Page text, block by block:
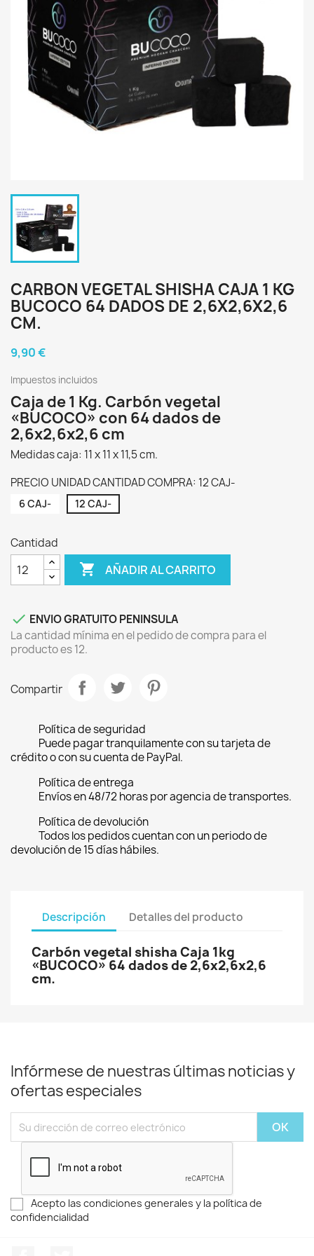
CARBON VEGETAL SHISHA CAJA 1 KG
BUCOCO 64 DADOS DE 2,6X2,6X2,6
CM.
9,90 €
Impuestos incluidos
Caja de 1 Kg. Carbón vegetal
«BUCOCO» con 64 dados de
2,6x2,6x2,6 cm
Medidas caja: 11 x 11 x 11,5 cm.
PRECIO UNIDAD CANTIDAD COMPRA: 12 CAJ-
6 CAJ- 12 CAJ-
Cantidad
 AÑADIR AL CARRITO
 ENVIO GRATUITO PENINSULA
La cantidad mínima en el pedido de compra para el
producto es 12.
Compartir
Política de seguridad
Puede pagar tranquilamente con su tarjeta de
crédito o con su cuenta de PayPal.
Política de entrega
Envíos en 48/72 horas por agencia de transportes.
Política de devolución
Todos los pedidos cuentan con un periodo de
devolución de 15 días hábiles.
Descripción Detalles del producto
Carbón vegetal shisha Caja 1kg
«BUCOCO» 64 dados de 2,6x2,6x2,6
cm.
Infórmese de nuestras últimas noticias y
ofertas especiales
Acepto las condiciones generales y la política de
confidencialidad